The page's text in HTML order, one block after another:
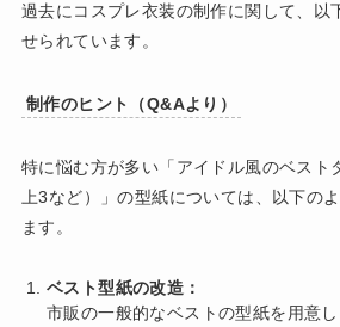
過去にコスプレ衣装の制作に関して、以
せられています。
制作のヒント（Q&Aより）
特に悩む方が多い「アイドル風のベスト
上3など）」の型紙については、以下の
ます。
ベスト型紙の改造：
市販の一般的なベストの型紙を用意